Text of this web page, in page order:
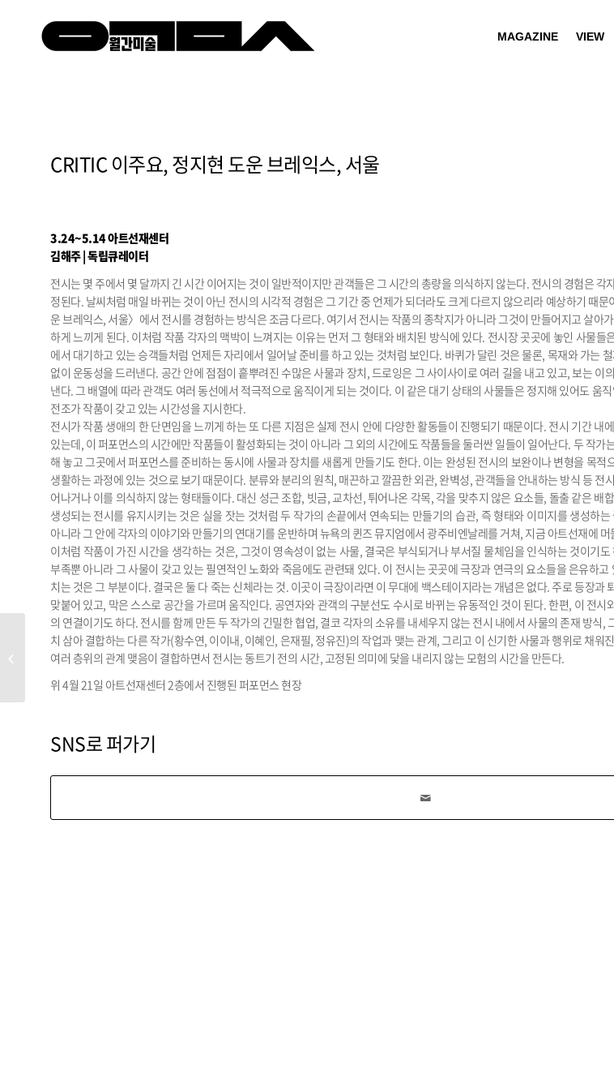
MAGAZINE VIEW
CRITIC 이주요, 정지현 도운 브레익스, 서울
3.24~5.14 아트선재센터
김해주 | 독립큐레이터
전시는 몇 주에서 몇 달까지 긴 시간 이어지는 것이 일반적이지만 관객들은 그 시간의 총량을 의식하지 않는다. 전시의 경험은 각
정된다. 날씨처럼 매일 바뀌는 것이 아닌 전시의 시각적 경험은 그 기간 중 언제가 되더라도 크게 다르지 않으리라 예상하기 때
운 브레익스, 서울〉에서 전시를 경험하는 방식은 조금 다르다. 여기서 전시는 작품의 종착지가 아니라 그것이 만들어지고 살아
하게 느끼게 된다. 이처럼 작품 각자의 맥박이 느껴지는 이유는 먼저 그 형태와 배치된 방식에 있다. 전시장 곳곳에 놓인 사물들
에서 대기하고 있는 승객들처럼 언제든 자리에서 일어날 준비를 하고 있는 것처럼 보인다. 바퀴가 달린 것은 물론, 목재와 가는
없이 운동성을 드러낸다. 공간 안에 점점이 흩뿌려진 수많은 사물과 장치, 드로잉은 그 사이사이로 여러 길을 내고 있고, 보는 이
낸다. 그 배열에 따라 관객도 여러 동선에서 적극적으로 움직이게 되는 것이다. 이 같은 대기 상태의 사물들은 정지해 있어도 움
전조가 작품이 갖고 있는 시간성을 지시한다.
전시가 작품 생애의 한 단면임을 느끼게 하는 또 다른 지점은 실제 전시 안에 다양한 활동들이 진행되기 때문이다. 전시 기간 내
있는데, 이 퍼포먼스의 시간에만 작품들이 활성화되는 것이 아니라 그 외의 시간에도 작품들을 둘러싼 일들이 일어난다. 두 작가
해 놓고 그곳에서 퍼포먼스를 준비하는 동시에 사물과 장치를 새롭게 만들기도 한다. 이는 완성된 전시의 보완이나 변형을 목적
생활하는 과정에 있는 것으로 보기 때문이다. 분류와 분리의 원칙, 매끈하고 깔끔한 외관, 완벽성, 관객들을 안내하는 방식 등 전
어나거나 이를 의식하지 않는 형태들이다. 대신 성근 조합, 빗금, 교차선, 튀어나온 각목, 각을 맞추지 않은 요소들, 돌출 같은 배
생성되는 전시를 유지시키는 것은 실을 잣는 것처럼 두 작가의 손끝에서 연속되는 만들기의 습관, 즉 형태와 이미지를 생성하
아니라 그 안에 각자의 이야기와 만들기의 연대기를 운반하며 뉴욕의 퀸즈 뮤지엄에서 광주비엔날레를 거쳐, 지금 아트선재에 머
이처럼 작품이 가진 시간을 생각하는 것은, 그것이 영속성이 없는 사물, 결국은 부식되거나 부서질 물체임을 인식하는 것이기
부족뿐 아니라 그 사물이 갖고 있는 필연적인 노화와 죽음에도 관련돼 있다. 이 전시는 곳곳에 극장과 연극의 요소들을 은유하
치는 것은 그 부분이다. 결국은 둘 다 죽는 신체라는 것. 이곳이 극장이라면 이 무대에 백스테이지라는 개념은 없다. 주로 등장과
맞붙어 있고, 막은 스스로 공간을 가르며 움직인다. 공연자와 관객의 구분선도 수시로 바뀌는 유동적인 것이 된다. 한편, 이 전시
의 연결이기도 하다. 전시를 함께 만든 두 작가의 긴밀한 협업, 결코 각자의 소유를 내세우지 않는 전시 내에서 사물의 존재 방식,
치 삼아 결합하는 다른 작가(황수연, 이이내, 이혜인, 은재필, 정유진)의 작업과 맺는 관계, 그리고 이 신기한 사물과 행위로 채워
여러 층위의 관계 맺음이 결합하면서 전시는 동트기 전의 시간, 고정된 의미에 닻을 내리지 않는 모험의 시간을 만든다.
위 4월 21일 아트선재센터 2층에서 진행된 퍼포먼스 현장
SNS로 퍼가기
CRITIC 사랑한다, 사랑하지 않는다